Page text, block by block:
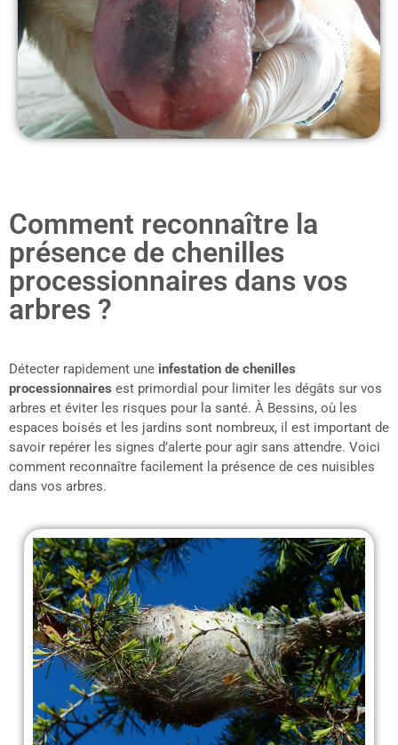
Comment reconnaître la
présence de chenilles
processionnaires dans vos
arbres ?
Détecter rapidement une infestation de chenilles
processionnaires est primordial pour limiter les dégâts sur vos
arbres et éviter les risques pour la santé. À Bessins, où les
espaces boisés et les jardins sont nombreux, il est important de
savoir repérer les signes d’alerte pour agir sans attendre. Voici
comment reconnaître facilement la présence de ces nuisibles
dans vos arbres.